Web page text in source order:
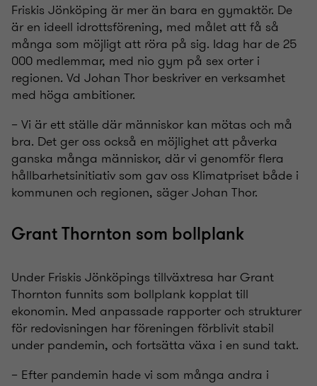
Friskis Jönköping är mer än bara en gymaktör. De
är en ideell idrottsförening, med målet att få så
många som möjligt att röra på sig. Idag har de 25
000 medlemmar, med nio gym på sex orter i
regionen. Vd Johan Thor beskriver en verksamhet
med höga ambitioner.
– Vi är ett ställe där människor kan mötas och må
bra. Det ger oss också en möjlighet att påverka
ganska många människor, där vi genomför flera
hållbarhetsinitiativ som gav oss Klimatpriset både i
kommunen och regionen, säger Johan Thor.
Grant Thornton som bollplank
Under Friskis Jönköpings tillväxtresa har Grant
Thornton funnits som bollplank kopplat till
ekonomin. Med anpassade rapporter och strukturer
för redovisningen har föreningen förblivit stabil
under pandemin, och fortsätta växa i en sund takt.
– Efter pandemin hade vi som många andra i